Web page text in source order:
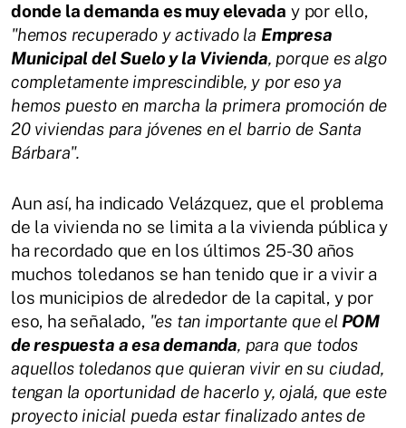
donde la demanda es muy elevada y por ello,
"hemos recuperado y activado la Empresa
Municipal del Suelo y la Vivienda, porque es algo
completamente imprescindible, y por eso ya
hemos puesto en marcha la primera promoción de
20 viviendas para jóvenes en el barrio de Santa
Bárbara".
Aun así, ha indicado Velázquez, que el problema
de la vivienda no se limita a la vivienda pública y
ha recordado que en los últimos 25-30 años
muchos toledanos se han tenido que ir a vivir a
los municipios de alrededor de la capital, y por
eso, ha señalado, "es tan importante que elPOM
de respuesta a esa demanda, para que todos
aquellos toledanos que quieran vivir en su ciudad,
tengan la oportunidad de hacerlo y, ojalá, que este
proyecto inicial pueda estar finalizado antes de